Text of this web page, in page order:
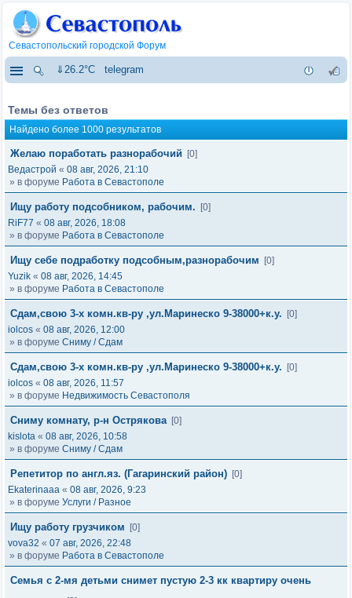
Севастопольский городской Форум
⇓26.2°C telegram
Темы без ответов
Найдено более 1000 результатов
Желаю поработать разнорабочий
[0]
Ведастрой « 08 авг, 2026, 21:10
» в форуме Работа в Севастополе
Ищу работу подсобником, рабочим.
[0]
RiF77 « 08 авг, 2026, 18:08
» в форуме Работа в Севастополе
Ищу себе подработку подсобным,разнорабочим
[0]
Yuzik « 08 авг, 2026, 14:45
» в форуме Работа в Севастополе
Сдам,свою 3-х комн.кв-ру ,ул.Маринеско 9-38000+к.у.
[0]
iolcos « 08 авг, 2026, 12:00
» в форуме Сниму / Сдам
Сдам,свою 3-х комн.кв-ру ,ул.Маринеско 9-38000+к.у.
[0]
iolcos « 08 авг, 2026, 11:57
» в форуме Недвижимость Севастополя
Сниму комнату, р-н Острякова [0]
kislota « 08 авг, 2026, 10:58
» в форуме Сниму / Сдам
Репетитор по англ.яз. (Гагаринский район) [0]
Ekaterinaaa « 08 авг, 2026, 9:23
» в форуме Услуги / Разное
Ищу работу грузчиком
[0]
vova32 « 07 авг, 2026, 22:48
» в форуме Работа в Севастополе
Семья с 2-мя детьми снимет пустую 2-3 кк квартиру очень